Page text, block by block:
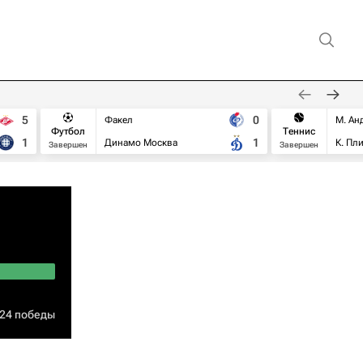
5
1
Футбол
Завершен
Факел
Динамо Москва
0
1
Теннис
Завершен
М.
К.
24 победы